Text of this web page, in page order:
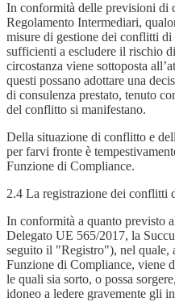
In conformità delle previsioni di
Regolamento Intermediari,
misure di gestione dei conflitti
sufficienti a escludere il rischio
circostanza viene sottoposta
questi possano adottare una
di consulenza prestato, tenuto
del conflitto si manifestano.
Della situazione di conflitto e
per farvi fronte è
Funzione di Compliance.
2.4 La registrazione dei conflitti
In conformità a quanto previsto
Delegato UE 565/2017, la
seguito il "Registro"), nel quale,
Funzione di Compliance, viene
le quali sia sorto, o possa
idoneo a ledere gravemente gli